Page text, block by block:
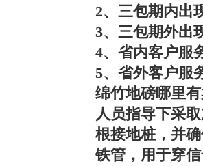
2、三包期内出
3、三包期外出
4、省内客户服
5、省外客户服
绵竹地磅哪里
人员指导下采
根接地桩，并
铁管，用于穿